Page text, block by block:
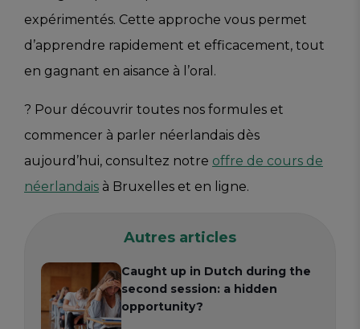
expérimentés. Cette approche vous permet
d’apprendre rapidement et efficacement, tout
en gagnant en aisance à l’oral.
? Pour découvrir toutes nos formules et
commencer à parler néerlandais dès
aujourd’hui, consultez notre offre de cours de
néerlandais à Bruxelles et en ligne.
Autres articles
Caught up in Dutch during the
second session: a hidden
opportunity?